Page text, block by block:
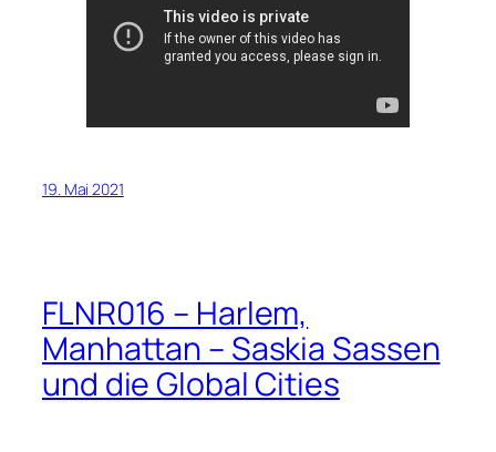
19. Mai 2021
FLNR016 – Harlem,
Manhattan – Saskia Sassen
und die Global Cities